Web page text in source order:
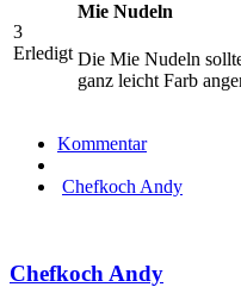
3
Erledigt
Mie Nudeln
Die Mie Nudeln
ganz leicht Farb
Kommentar
Chefkoch Andy
Chefkoch Andy